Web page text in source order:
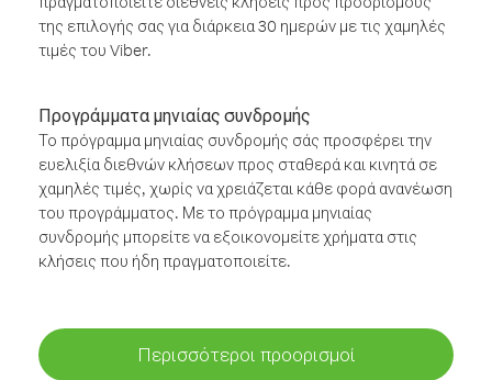
της επιλογής σας για διάρκεια 30 ημερών με τις χαμηλές
τιμές του Viber.
Προγράμματα μηνιαίας συνδρομής
Το πρόγραμμα μηνιαίας συνδρομής σάς προσφέρει την
ευελιξία διεθνών κλήσεων προς σταθερά και κινητά σε
χαμηλές τιμές, χωρίς να χρειάζεται κάθε φορά ανανέωση
του προγράμματος. Με το πρόγραμμα μηνιαίας
συνδρομής μπορείτε να εξοικονομείτε χρήματα στις
κλήσεις που ήδη πραγματοποιείτε.
Περισσότεροι προορισμοί